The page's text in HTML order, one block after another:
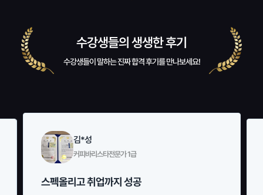
수강생들의 생생한 후기
수강생들이 말하는 진짜 합격 후기를 만나보세요!
김*성
커피바리스타전문가 1급
스펙올리고 취업까지 성공